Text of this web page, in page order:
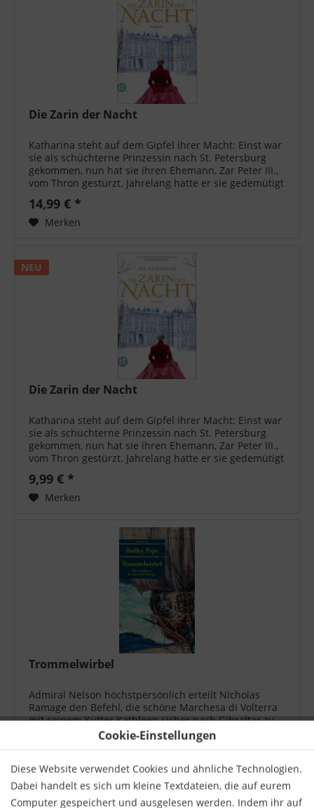
Cookie-Einstellungen
Diese Website verwendet Cookies und ähnliche Technologien.
Dabei handelt es sich um kleine Textdateien, die auf eurem
Computer gespeichert und ausgelesen werden. Indem ihr auf
Die Zarin der Nacht
Katharina steht auf dem Gipfel ihrer Macht: Einst war
sie als schüchterne Prinzessin nach St. Petersburg
gekommen, nun hat sie ihren Ehemann, Zar Peter III.,
vom Thron gestürzt. Jahrelang hatte er sie gedemütigt
und zurückgewiesen, nun...
14,99 € *
Merken
NEU
Die Zarin der Nacht
Katharina steht auf dem Gipfel ihrer Macht: Einst war
sie als schüchterne Prinzessin nach St. Petersburg
gekommen, nun hat sie ihren Ehemann, Zar Peter III.,
vom Thron gestürzt. Jahrelang hatte er sie gedemütigt
9,99 € *
Merken
Trommelwirbel
Admiral Nelson höchstpersönlich erteilt Nicholas
Ramage den Befehl, die schöne Marchesa di Volterra
mit seinem Kutter Kathleen sicher nach Gibraltar zu
bringen, ohne sich in ein Gefecht verwickeln zu
lassen. Dennoch stellt und beschießt...
Merken